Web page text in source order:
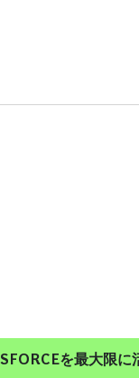
を最大限